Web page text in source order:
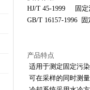
HJ/T 45-1999 固定
GB/T 16157-1996
产品特点
适用于测定固定污
可在采样的同时测